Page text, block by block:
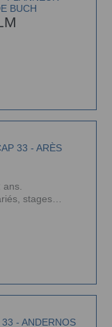
BUCH
33 - ARÈS
stages…
- ANDERNOS